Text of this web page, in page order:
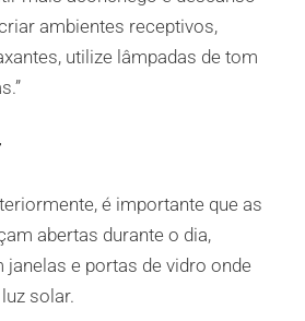
ambientes receptivos,
utilize lâmpadas de tom
é importante que as
abertas durante o dia,
janelas e portas de vidro onde
solar.